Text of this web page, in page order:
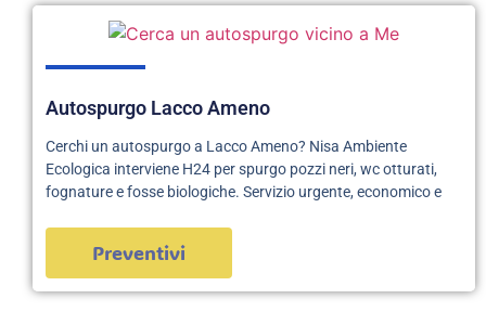
Autospurgo Lacco Ameno
Cerchi un autospurgo a Lacco Ameno? Nisa Ambiente
Ecologica interviene H24 per spurgo pozzi neri, wc otturati,
fognature e fosse biologiche. Servizio urgente, economico e
Preventivi